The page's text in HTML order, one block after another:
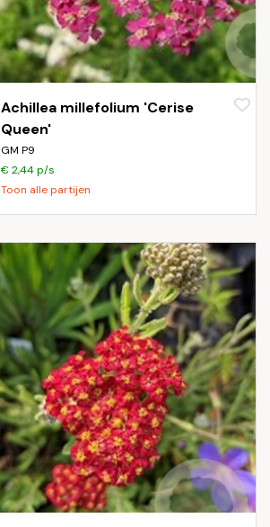
Achillea millefolium 'Cerise
Queen'
GM P9
€ 2,44 p/s
Toon alle partijen